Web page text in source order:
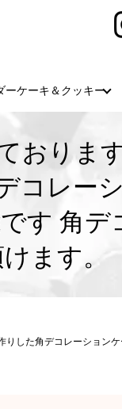
ーケーキ＆クッキー
おりま
コレー
す 角
ます。
した角デコレーションケ